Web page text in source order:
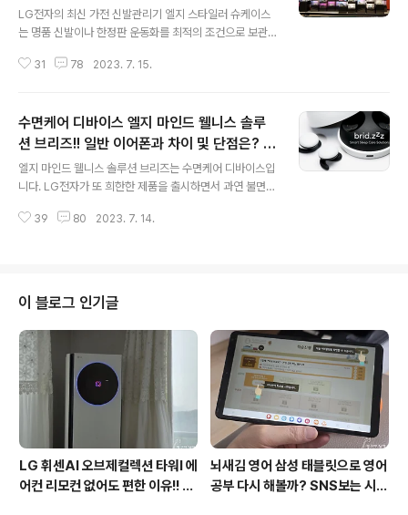
슈테크?(feat. LG전자)
LG전자의 최신 가전 신발관리기 엘지 스타일러 슈케이스
는 명품 신발이나 한정판 운동화를 최적의 조건으로 보관
마니아들에게는 엘지 스타일러 슈케이스가 인기를 얻을 것
의류관리기 LG 스타일러와 식물관리기 엘지 틔운 같은 제
품들이라고 하겠습니다. 최근 LG전자가 힘을 쏟고 있는 다
양한 가전제품 중에 신발관리기 엘지 스타일러 슈케이스는
신발 마니아 층을 중심으로 소비가 되는 제품이라 기대이
슈케이스의 최근 소식을 전합니다. 세종문화회관에서 LG
31 78 2023. 7. 15.
수면케어 디바이스 엘지 마인드 웰니스 솔루
션 브리즈!! 일반 이어폰과 차이 및 단점은? (f
eat. LG전자)
엘지 마인드 웰니스 솔루션 브리즈는 수면케어 디바이스입
니다. LG전자가 또 희한한 제품을 출시하면서 과연 불면증
다. 물론 수면케어 디바이스는 의료기기는 아닙니다. 그럼
다 차이가 있어 모두 도움이 된다고 할 수는 없습니다. LG
전자의 수면케어 디바이스 엘지 마인드 웰니스 솔루션 브
리즈는 소리로 안정을 시켜 주는 기능에서는 비슷하다고
할 수 있지만 차별회된 숙면케러 솔루션을 제공하는 것이
차이가 있습니다. 수면케어 디바이스 브리즈의 디자인 수
면케어 디바이스 브리즈는 LG전자가 올 초 ..
39 80 2023. 7. 14.
이 블로그 인기글
LG 휘센AI 오브제컬렉션 타워I 에
어컨 리모컨 없어도 편한 이유!! 7
뇌새김 영어 삼성 태블릿으로 영어
공부 다시 해볼까? SNS보는 시간